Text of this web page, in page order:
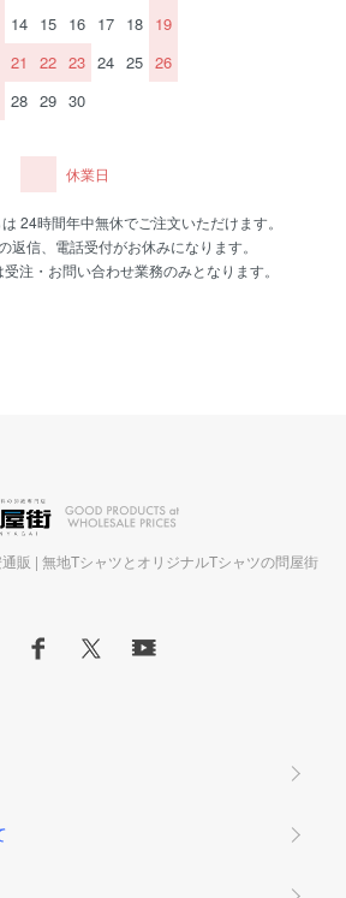
14 15 16 17 18 19
21 22 23 24 25 26
28 29 30
休業日
24時間年中無休でご注文いただけます。
返信、電話受付がお休みになります。
注・お問い合わせ業務のみとなります。
通販 | 無地TシャツとオリジナルTシャツの問屋街